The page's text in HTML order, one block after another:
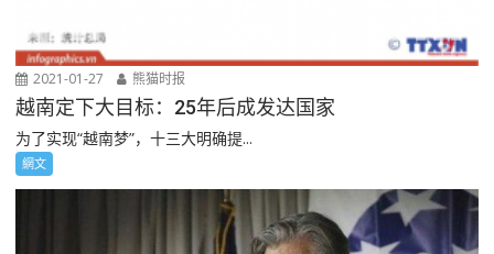
2021-01-27 熊猫时报
越南定下大目标：25年后成发达国家
为了实现“越南梦”，十三大明确提...
網文